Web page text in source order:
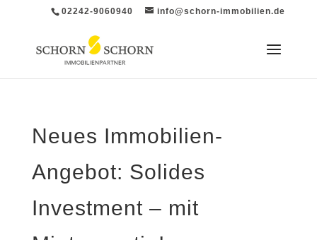
02242-9060940 info@schorn-immobilien.de
Neues Immobilien-
Angebot: Solides
Investment – mit